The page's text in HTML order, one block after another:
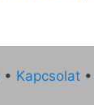
• Kapcsolat •